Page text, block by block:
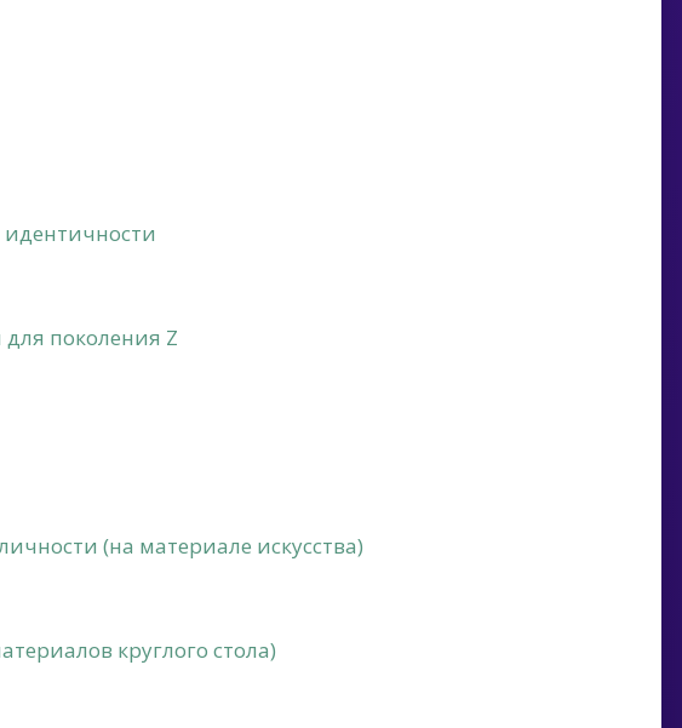
поколения Z
(на материале искусства)
круглого стола)